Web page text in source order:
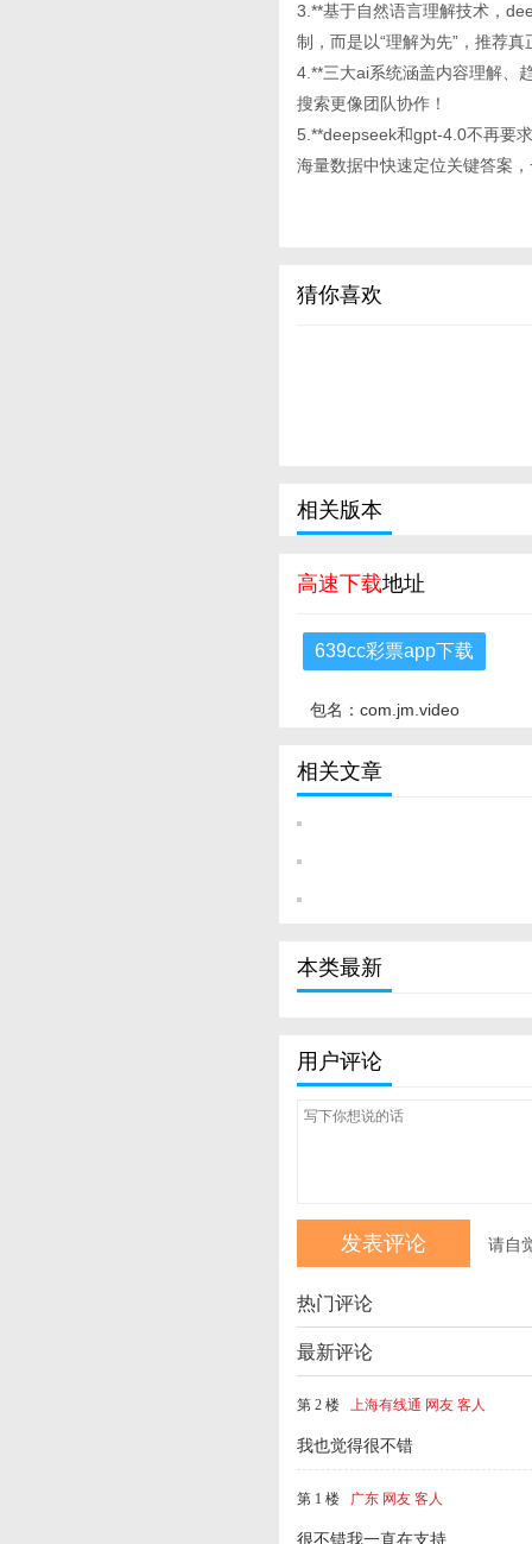
3.**基于自然语言理解技术，
制，而是以“理解为先”，推荐
4.**三大ai系统涵盖内容理解、
搜索更像团队协作！
5.**deepseek和gpt-4.0不再要
海量数据中快速定位关键答案
猜你喜欢
相关版本
高速下载地址
639cc彩票app下载
包名：com.jm.video
相关文章
本类最新
用户评论
请自
热门评论
最新评论
第 2 楼 上海有线通 网友 客人
我也觉得很不错
第 1 楼 广东 网友 客人
很不错我一直在支持